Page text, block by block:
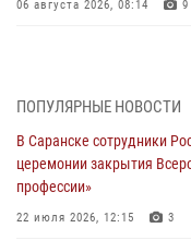
06 августа 2026, 08:14 9
06 августа 2026, 07:03
В Саранске по обращению
незамедлительно
05 августа 2026, 15:04
ПОПУЛЯРНЫЕ НОВОСТИ
В Саранске сотрудники
церемонии закрытия
профессии»
22 июля 2026, 12:15 3